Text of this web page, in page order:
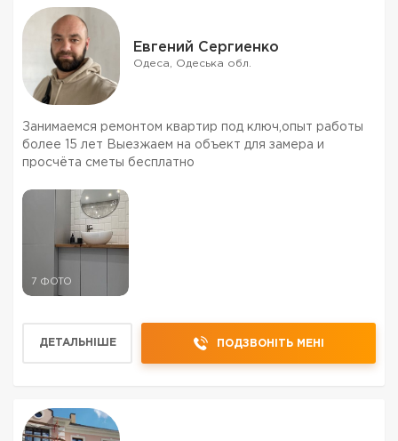
Евгений Сергиенко
Одеса, Одеська обл.
Занимаемся ремонтом квартир под ключ,опыт работы
более 15 лет Выезжаем на объект для замера и
просчёта сметы бесплатно
7 ФОТО
ДЕТАЛЬНІШЕ ПОДЗВОНІТЬ МЕНІ